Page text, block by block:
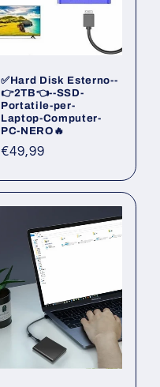
✅Hard Disk Esterno--
👉2TB👈--SSD-
Portatile-per-
Laptop-Computer-
PC-NERO🔥
Prezzo
listino
€49,99